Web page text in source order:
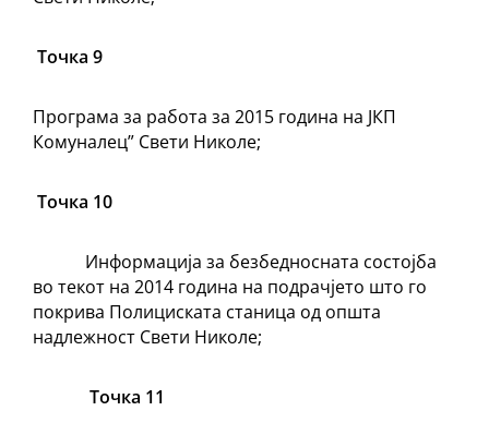
Точка 9
Програма за работа за 2015 година на ЈКП
Комуналец” Свети Николе;
Точка 10
Информација за безбедносната состојба
во текот на 2014 година на подрачјето што го
покрива Полициската станица од општа
надлежност Свети Николе;
Точка 11